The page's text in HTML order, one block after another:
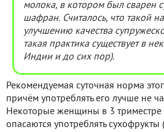
молока, в котором был сварен
шафран. Считалось, что такой
улучшению качества
такая практика существует в
Индии и до сих пор).
Рекомендуемая суточная норма
причём употреблять его лучше не
Некоторые женщины в 3 триместре
опасаются употреблять